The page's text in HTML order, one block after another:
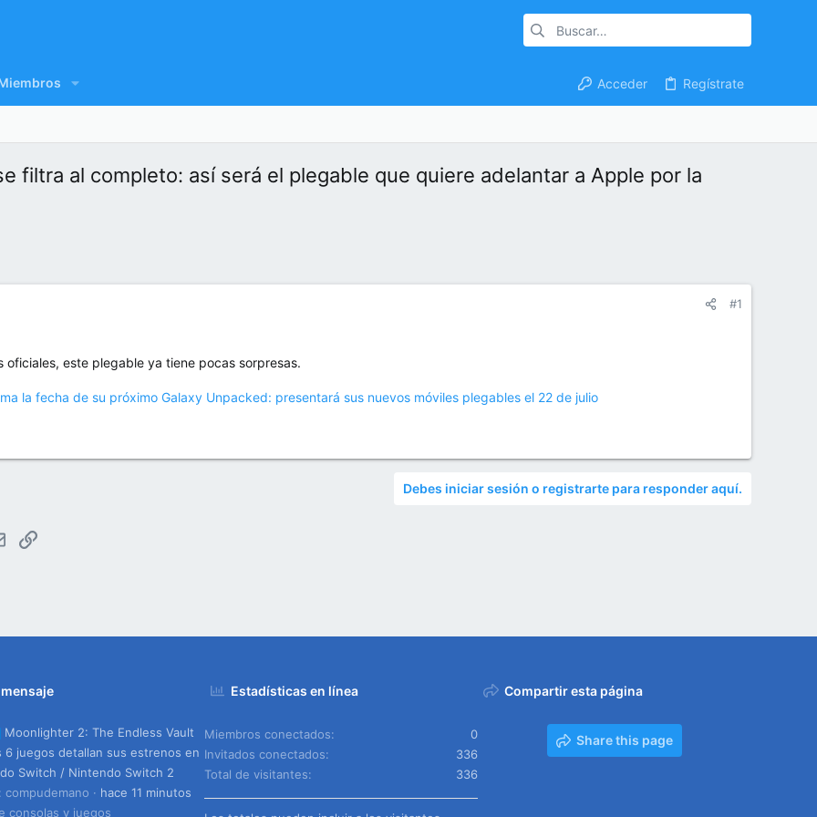
Acceder Regístrate
filtra al completo: así será el plegable que quiere adelantar a Apple por la
#1
oficiales, este plegable ya tiene pocas sorpresas.
la fecha de su próximo Galaxy Unpacked: presentará sus nuevos móviles plegables el 22 de julio
Debes iniciar sesión o registrarte para responder aquí.
EmailEnlace
Moonlighter 2: The Endless Vault
6 juegos detallan sus estrenos en
Switch / Nintendo Switch 2
compudemano
hace 11 minutos
consolas y juegos
Estadísticas en línea
Miembros conectados
0
Invitados conectados
336
Total de visitantes
336
Compartir esta página
Share this page